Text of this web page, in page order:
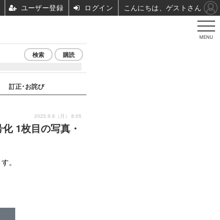
MENU
検索 購読
訂正･お詫び
1枚目の写真・
2025.9.8（月） 8:05
。
ユーザー登録 ログイン こんにちは、ゲストさん